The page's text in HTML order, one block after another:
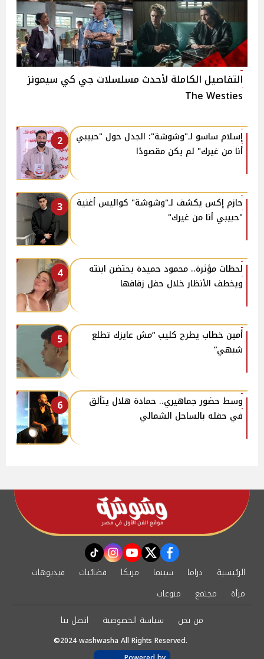
التفاصيل الكاملة لأحدث مسلسلات جي كي سيمونز
The Westies
2
إسلام ساسو لـ"وشوشة": الجدل حول "حبيبي
أنا من غيرك" لم يكن مقصودًا
3
حازم إكس يكشف لـ"وشوشة" كواليس أغنية
"حبيبي أنا من غيرك"
4
لحظات مؤثرة.. محمود حميدة يحتضن ابنته
ويخطف الأنظار خلال حفل زفافها
5
أمين خطاب يطرح كليب “مش عايزك تطلع
شبهي”
6
وسط حضور جماهيري.. حمادة هلال يتألق
في حفله بالساحل الشمالي
facebook
twitter
youtube
instagram
tiktok
الرئيسية دراما سينما مزيكا فضائيات
فيديوهات
مرأة
مجتمع
منوعات
من نحن
سياسة الخصوصية اتصل بنا
©2024 washwasha All Rights Reserved.